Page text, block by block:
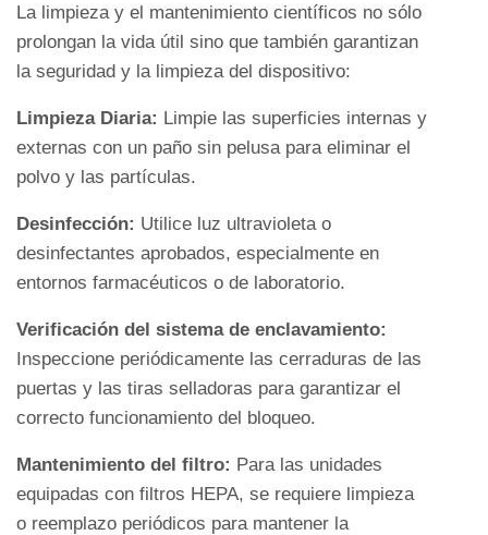
La limpieza y el mantenimiento científicos no sólo
prolongan la vida útil sino que también garantizan
la seguridad y la limpieza del dispositivo:
Limpieza Diaria: Limpie las superficies internas y
externas con un paño sin pelusa para eliminar el
polvo y las partículas.
Desinfección: Utilice luz ultravioleta o
desinfectantes aprobados, especialmente en
entornos farmacéuticos o de laboratorio.
Verificación del sistema de enclavamiento:
Inspeccione periódicamente las cerraduras de las
puertas y las tiras selladoras para garantizar el
correcto funcionamiento del bloqueo.
Mantenimiento del filtro: Para las unidades
equipadas con filtros HEPA, se requiere limpieza
o reemplazo periódicos para mantener la